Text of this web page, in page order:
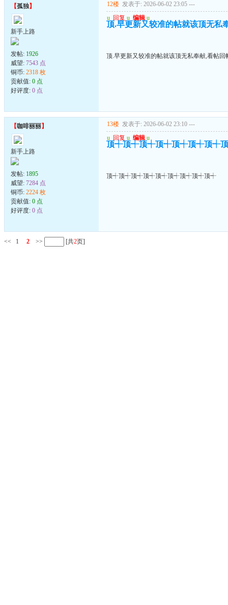
【孤独】
新手上路
发帖: 1926
威望: 7543 点
铜币: 2318 枚
贡献值: 0 点
好评度: 0 点
12楼 发表于: 2026-06-02 23:05 ---
u 回复 u 编辑 u
顶.早更新又较准的帖就该顶无私
顶.早更新又较准的帖就该顶无私奉献,看帖回
【咖啡丽丽】
新手上路
发帖: 1895
威望: 7284 点
铜币: 2224 枚
贡献值: 0 点
好评度: 0 点
13楼 发表于: 2026-06-02 23:10 ---
u 回复 u 编辑 u
顶┽顶┽顶┽顶┽顶┽顶┽顶┽
顶┽顶┽顶┽顶┽顶┽顶┽顶┽顶┽顶┽
<< 1 2 >> [共2页]